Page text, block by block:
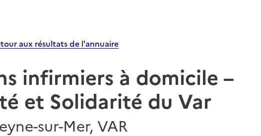
aux résultats de l'annuaire
infirmiers à domicile –
et Solidarité du Var
sur-Mer, VAR